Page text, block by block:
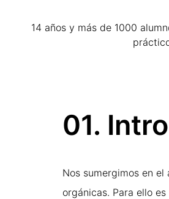
14 años y más de 1000
01.
Nos sumergimos en
orgánicas. Para ello